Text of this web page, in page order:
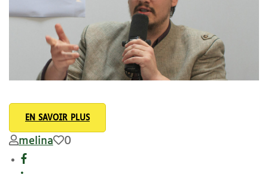
EN SAVOIR PLUS
melina 0